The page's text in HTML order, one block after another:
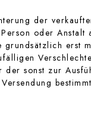
der
oder
erst
sonst zur